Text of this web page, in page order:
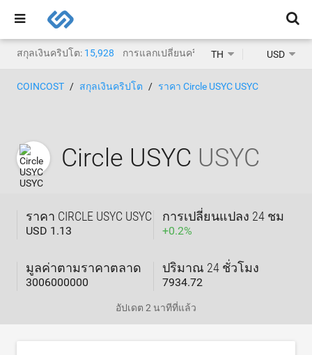
สกุลเงินคริปโต: 15,928 การแลกเปลี่ยนคริปโต:1,471
TH USD
COINCOST สกุลเงินคริปโต ราคา Circle USYC USYC
Circle USYC USYC
ราคา CIRCLE USYC USYC
USD 1.13
การเปลี่ยนแปลง 24 ชม
+0.2%
มูลค่าตามราคาตลาด
3006000000
ปริมาณ 24 ชั่วโมง
7934.72
อัปเดต 2 นาทีที่แล้ว